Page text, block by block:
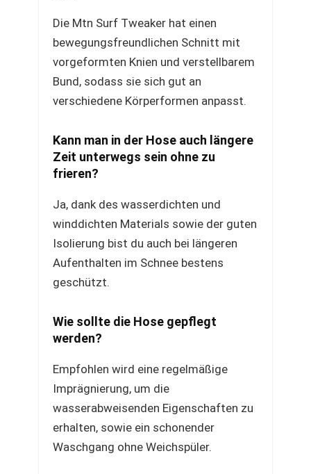
Die Mtn Surf Tweaker hat einen
bewegungsfreundlichen Schnitt mit
vorgeformten Knien und verstellbarem
Bund, sodass sie sich gut an
verschiedene Körperformen anpasst.
Kann man in der Hose auch längere
Zeit unterwegs sein ohne zu
frieren?
Ja, dank des wasserdichten und
winddichten Materials sowie der guten
Isolierung bist du auch bei längeren
Aufenthalten im Schnee bestens
geschützt.
Wie sollte die Hose gepflegt
werden?
Empfohlen wird eine regelmäßige
Imprägnierung, um die
wasserabweisenden Eigenschaften zu
erhalten, sowie ein schonender
Waschgang ohne Weichspüler.